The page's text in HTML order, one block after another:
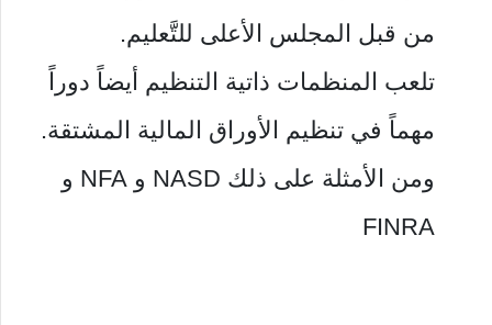
من قبل المجلس الأعلى للتَّعليم.
تلعب المنظمات ذاتية التنظيم أيضاً دوراً
مهماً في تنظيم الأوراق المالية المشتقة.
ومن الأمثلة على ذلك NASD و NFA و
FINRA